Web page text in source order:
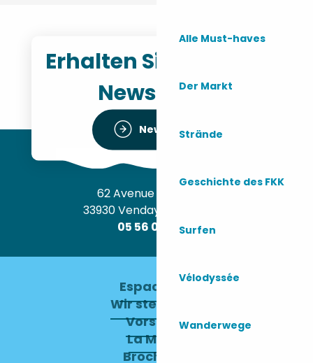
Alle Must-haves
Der Markt
Strände
Geschichte des FKK
Surfen
Vélodyssée
Wanderwege
Erhalten Sie unseren
Newsletter
Newsletter
62 Avenue de l’Océan
33930 Vendays-Montalivet
05 56 09 30 12
Espace pro
Wir stellen ein
Vorstand
La Mairie
Brochures